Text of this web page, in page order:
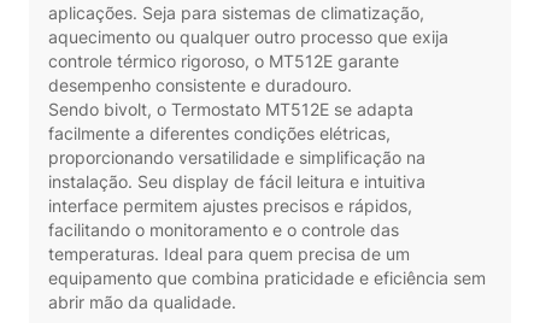
aplicações. Seja para sistemas de climatização,
aquecimento ou qualquer outro processo que exija
controle térmico rigoroso, o MT512E garante
desempenho consistente e duradouro.
Sendo bivolt, o Termostato MT512E se adapta
facilmente a diferentes condições elétricas,
proporcionando versatilidade e simplificação na
instalação. Seu display de fácil leitura e intuitiva
interface permitem ajustes precisos e rápidos,
facilitando o monitoramento e o controle das
temperaturas. Ideal para quem precisa de um
equipamento que combina praticidade e eficiência sem
abrir mão da qualidade.